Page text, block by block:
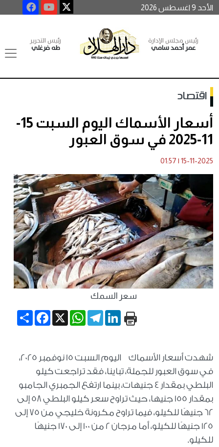
الأحد 9 اغسطس 2026
رئيس مجلس الإدارة
عمر أحمد سامي
رئيس التحرير
طه فرغلي
اقتصاد
أسعار الأسماك اليوم السبت 15-
11-2025 في سوق العبور
15-11-2025
|
01:57
سعر السمك
Share
Facebook X
WhatsApp
TelegramLinkedIn
شهدت أسعار الأسماك اليوم السبت 15 نوفمبر 2025،
في سوق العبور للجملة، تباينا، فقد تراجعت كيلو
البلطي بمقدار 4 جنيهات، بينما ارتفع الجمبري الجامبو
بمقدار 155 جنيها، حيث تراوح سعر كيلو البلطي 58 إلى
62 جنيهًا للكيلو، فيما تراوح مكرونة خليجي من 75 إلى
125 جنيهًا للكيلو، أما مرجان 2 من 100 إلى 170 جنيهًا
للكيلو.